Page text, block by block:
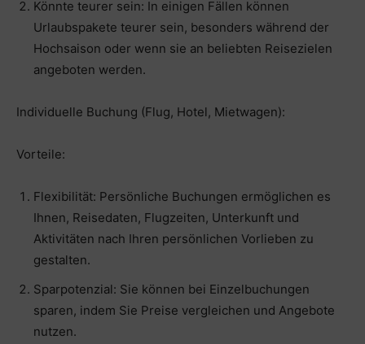
Könnte teurer sein: In einigen Fällen können
Urlaubspakete teurer sein, besonders während der
Hochsaison oder wenn sie an beliebten Reisezielen
angeboten werden.
Individuelle Buchung (Flug, Hotel, Mietwagen):
Vorteile:
Flexibilität: Persönliche Buchungen ermöglichen es
Ihnen, Reisedaten, Flugzeiten, Unterkunft und
Aktivitäten nach Ihren persönlichen Vorlieben zu
gestalten.
Sparpotenzial: Sie können bei Einzelbuchungen
sparen, indem Sie Preise vergleichen und Angebote
nutzen.